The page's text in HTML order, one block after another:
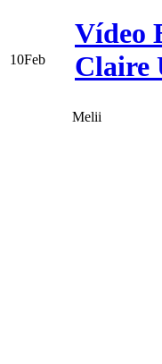
10Feb
Vídeo
Claire
Melii